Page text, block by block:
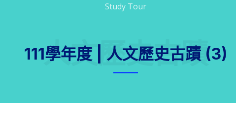
Study Tour
人文歷史古蹟
111學年度 | 人文歷史古蹟 (3)